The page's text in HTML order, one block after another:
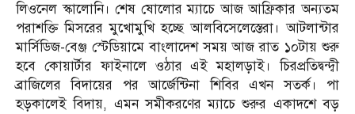
লিওনেল স্কালোনি। শেষ ষোলোর ম্যাচে আজ আফ্রিকার অন্যতম
পরাশক্তি মিসরের মুখোমুখি হচ্ছে আলবিসেলেস্তেরা। আটলান্টার
মার্সিডিজ-বেঞ্জ স্টেডিয়ামে বাংলাদেশ সময় আজ রাত ১০টায় শুরু
হবে কোয়ার্টার ফাইনালে ওঠার এই মহালড়াই। চিরপ্রতিদ্বন্দ্বী
ব্রাজিলের বিদায়ের পর আর্জেন্টিনা শিবির এখন সতর্ক। পা
হড়কালেই বিদায়, এমন সমীকরণের ম্যাচে শুরুর একাদশে বড়